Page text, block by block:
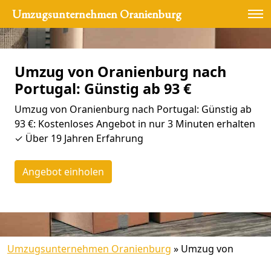
Umzugsunternehmen Oranienburg
Umzug von Oranienburg nach
Portugal: Günstig ab 93 €
Umzug von Oranienburg nach Portugal: Günstig ab
93 €: Kostenloses Angebot in nur 3 Minuten erhalten
✓ Über 19 Jahren Erfahrung
Angebot einholen
Umzugsunternehmen Oranienburg » Umzug von